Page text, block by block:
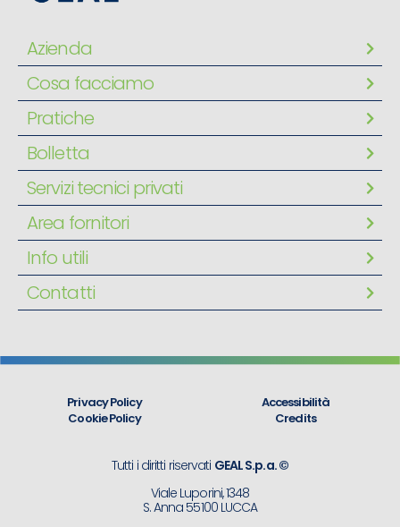
LETIZIA
ORTENSIO
incarico
Azienda
Cosa facciamo
Pratiche
Bolletta
Servizi tecnici privati
Area fornitori
Info utili
Contatti
Privacy Policy
Cookie Policy
Accessibilità
Credits
Tutti i diritti riservati GEAL S.p.a. ©
Viale Luporini, 1348
S. Anna 55100 LUCCA